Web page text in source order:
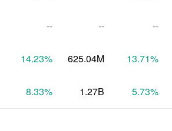
-- -- --
14.23% 625.04M 13.71%
8.33% 1.27B 5.73%